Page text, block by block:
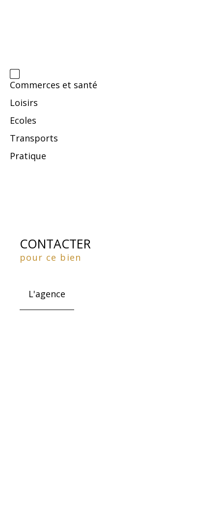
Commerces et santé
Loisirs
Ecoles
Transports
Pratique
CONTACTER
pour ce bien
L'agence